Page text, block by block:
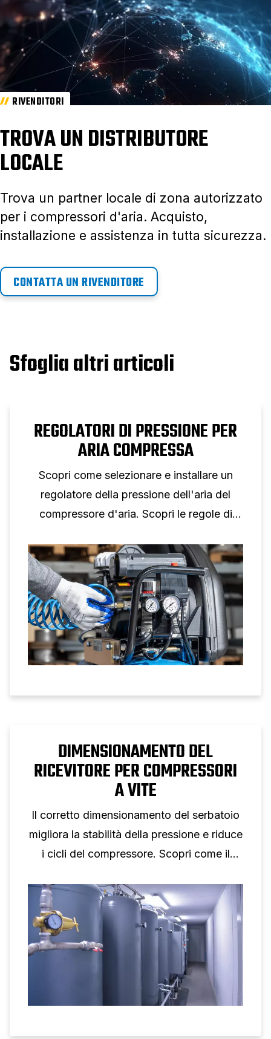
RIVENDITORI
TROVA UN DISTRIBUTORE
LOCALE
Trova un partner locale di zona autorizzato
per i compressori d'aria. Acquisto,
installazione e assistenza in tutta sicurezza.
CONTATTA UN RIVENDITORE
Sfoglia altri articoli
REGOLATORI DI PRESSIONE PER
ARIA COMPRESSA
Scopri come selezionare e installare un
regolatore della pressione dell'aria del
compressore d'aria. Scopri le regole di
manometri e i consigli di configurazione
per un controllo affidabile della pressione
dell'aria.
DIMENSIONAMENTO DEL
RICEVITORE PER COMPRESSORI
A VITE
Il corretto dimensionamento del serbatoio
migliora la stabilità della pressione e riduce
i cicli del compressore. Scopri come il
prestazioni del compressore a vite.